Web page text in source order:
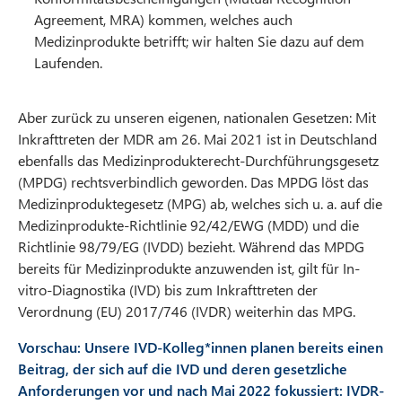
Agreement, MRA) kommen, welches auch
Medizinprodukte betrifft; wir halten Sie dazu auf dem
Laufenden.
Aber zurück zu unseren eigenen, nationalen Gesetzen: Mit
Inkrafttreten der MDR am 26. Mai 2021 ist in Deutschland
ebenfalls das Medizinprodukterecht-Durchführungsgesetz
(MPDG) rechtsverbindlich geworden. Das MPDG löst das
Medizinproduktegesetz (MPG) ab, welches sich u. a. auf die
Medizinprodukte-Richtlinie 92/42/EWG (MDD) und die
Richtlinie 98/79/EG (IVDD) bezieht. Während das MPDG
bereits für Medizinprodukte anzuwenden ist, gilt für In-
vitro-Diagnostika (IVD) bis zum Inkrafttreten der
Verordnung (EU) 2017/746 (IVDR) weiterhin das MPG.
Vorschau: Unsere IVD-Kolleg*innen planen bereits einen
Beitrag, der sich auf die IVD und deren gesetzliche
Anforderungen vor und nach Mai 2022 fokussiert: IVDR-